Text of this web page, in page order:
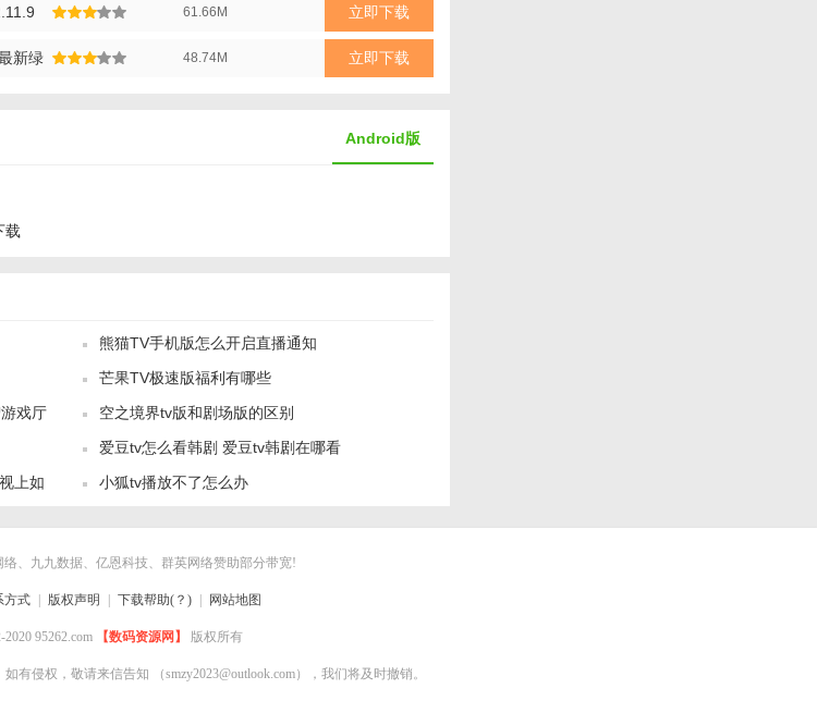
具等多个领域。
应用。
61.66M 立即下载
新绿 48.74M 立即下载
Android版
载
熊猫TV手机版怎么开启直播通知
芒果TV极速版福利有哪些
戏厅
空之境界tv版和剧场版的区别
爱豆tv怎么看韩剧 爱豆tv韩剧在哪看
上如
小狐tv播放不了怎么办
、九九数据、亿恩科技、群英网络赞助部分带宽!
方式 版权声明 下载帮助(？) 网站地图
95262.com 【数码资源网】 版权所有
有侵权，敬请来信告知 （smzy2023@outlook.com），我们将及时撤销。